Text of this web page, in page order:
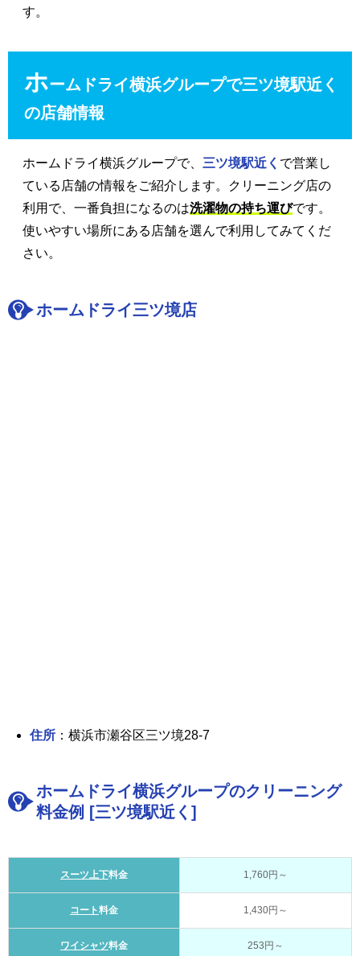
す。
ホームドライ横浜グループで三ツ境駅近く
の店舗情報
ホームドライ横浜グループで、 三ツ境駅近く で営業し
ている店舗の情報をご紹介します。クリーニング店の
利用で、一番負担になるのは洗濯物の持ち運びです。
使いやすい場所にある店舗を選んで利用してみてくだ
さい。
ホームドライ三ツ境店
住所 ：横浜市瀬谷区三ツ境28-7
ホームドライ横浜グループのクリーニング
料金例 [三ツ境駅近く]
スーツ上下料金 1,760円～
コート料金 1,430円～
ワイシャツ料金 253円～